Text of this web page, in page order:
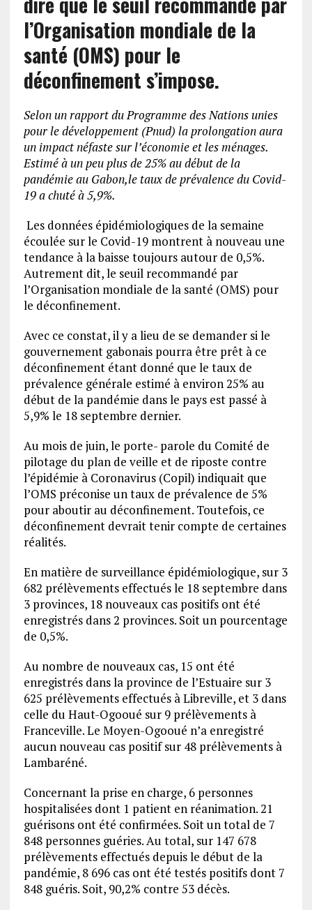
l’Organisation mondiale de la
santé (OMS) pour le
déconfinement s’impose.
Selon un rapport du Programme des Nations unies
pour le développement (Pnud) la prolongation aura
un impact néfaste sur l’économie et les ménages.
Estimé à un peu plus de 25% au début de la
pandémie au Gabon,le taux de prévalence du Covid-
19 a chuté à 5,9%.
Les données épidémiologiques de la semaine
écoulée sur le Covid-19 montrent à nouveau une
tendance à la baisse toujours autour de 0,5%.
Autrement dit, le seuil recommandé par
l’Organisation mondiale de la santé (OMS) pour
le déconfinement.
Avec ce constat, il y a lieu de se demander si le
gouvernement gabonais pourra être prêt à ce
déconfinement étant donné que le taux de
prévalence générale estimé à environ 25% au
début de la pandémie dans le pays est passé à
5,9% le 18 septembre dernier.
Au mois de juin, le porte- parole du Comité de
pilotage du plan de veille et de riposte contre
l’épidémie à Coronavirus (Copil) indiquait que
l’OMS préconise un taux de prévalence de 5%
pour aboutir au déconfinement. Toutefois, ce
déconfinement devrait tenir compte de certaines
réalités.
En matière de surveillance épidémiologique, sur 3
682 prélèvements effectués le 18 septembre dans
3 provinces, 18 nouveaux cas positifs ont été
enregistrés dans 2 provinces. Soit un pourcentage
de 0,5%.
Au nombre de nouveaux cas, 15 ont été
enregistrés dans la province de l’Estuaire sur 3
625 prélèvements effectués à Libreville, et 3 dans
celle du Haut-Ogooué sur 9 prélèvements à
Franceville. Le Moyen-Ogooué n’a enregistré
aucun nouveau cas positif sur 48 prélèvements à
Lambaréné.
Concernant la prise en charge, 6 personnes
hospitalisées dont 1 patient en réanimation. 21
guérisons ont été confirmées. Soit un total de 7
848 personnes guéries. Au total, sur 147 678
prélèvements effectués depuis le début de la
pandémie, 8 696 cas ont été testés positifs dont 7
848 guéris. Soit, 90,2% contre 53 décès.